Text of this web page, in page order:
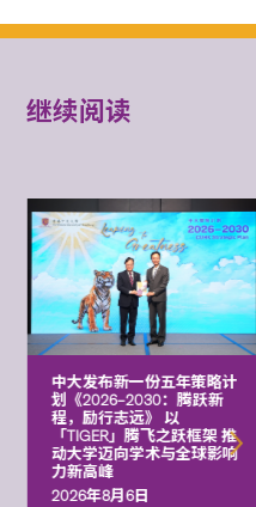
继续阅读
中大发布新一份五年策略计
划《2026‒2030：腾跃新
程，励行志远》 以
「TIGER」腾飞之跃框架 推
动大学迈向学术与全球影响
力新高峰
2026年8月6日